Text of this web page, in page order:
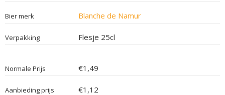
Bier merk Blanche de Namur
Verpakking Flesje 25cl
Normale Prijs €1,49
Aanbieding prijs €1,12